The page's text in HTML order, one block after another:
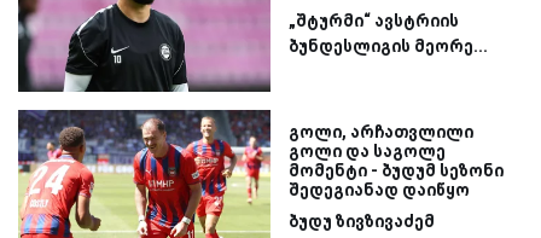
„შტურმი“ ავსტრიის
ბუნდესლიგის მეორე...
გოლი, არჩათვლილი
გოლი და საგოლე
მომენტი - ბუდუმ სეზონი
შედეგიანად დაიწყო
ბუდუ ზივზივაძემ